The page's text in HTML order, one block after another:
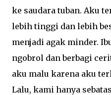
ke saudara tuban. Aku
lebih tinggi dan lebih
menjadi agak minder.
ngobrol dan berbagi
aku malu karena aku
Lalu, kami hanya